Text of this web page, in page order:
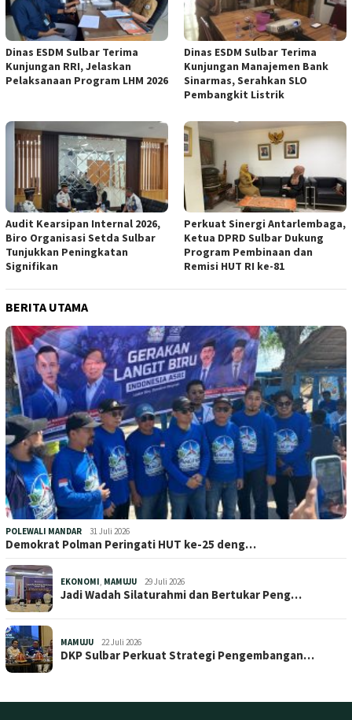
Dinas ESDM Sulbar Terima
Kunjungan RRI, Jelaskan
Pelaksanaan Program LHM 2026
Dinas ESDM Sulbar Terima
Kunjungan Manajemen Bank
Sinarmas, Serahkan SLO
Pembangkit Listrik
Audit Kearsipan Internal 2026,
Biro Organisasi Setda Sulbar
Tunjukkan Peningkatan
Signifikan
Perkuat Sinergi Antarlembaga,
Ketua DPRD Sulbar Dukung
Program Pembinaan dan
Remisi HUT RI ke-81
BERITA UTAMA
POLEWALI MANDAR 31 Juli 2026
Demokrat Polman Peringati HUT ke-25 deng…
EKONOMI, MAMUJU 29 Juli 2026
Jadi Wadah Silaturahmi dan Bertukar Peng…
MAMUJU 22 Juli 2026
DKP Sulbar Perkuat Strategi Pengembangan…